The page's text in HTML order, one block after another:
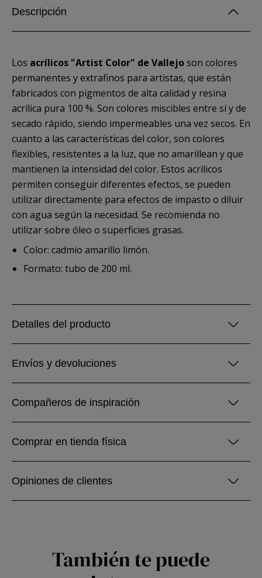
Descripción
Los acrílicos "Artist Color" de Vallejoson colores
permanentes y extrafinos para artistas, que están
fabricados con pigmentos de alta calidad y resina
acrílica pura 100 %. Son colores miscibles entre sí y de
secado rápido, siendo impermeables una vez secos. En
cuanto a las características del color, son colores
flexibles, resistentes a la luz, que no amarillean y que
mantienen la intensidad del color. Estos acrílicos
permiten conseguir diferentes efectos, se pueden
utilizar directamente para efectos de impasto o diluir
con agua según la necesidad. Se recomienda no
utilizar sobre óleo o superficies grasas.
Color: cadmio amarillo limón.
Formato: tubo de 200 ml.
Detalles del producto
Envíos y devoluciones
Compañeros de inspiración
Comprar en tienda física
Opiniones de clientes
También te puede